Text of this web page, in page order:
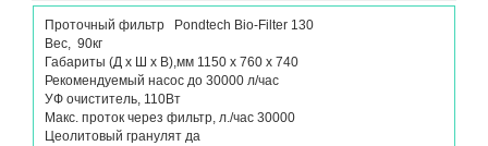
Проточный фильтр Pondtech Bio-Filter 130
Вес, 90кг
Габариты (Д х Ш х В),мм 1150 х 760 х 740
Рекомендуемый насос до 30000 л/час
УФ очиститель, 110Вт
Макс. проток через фильтр, л./час 30000
Цеолитовый гранулят да